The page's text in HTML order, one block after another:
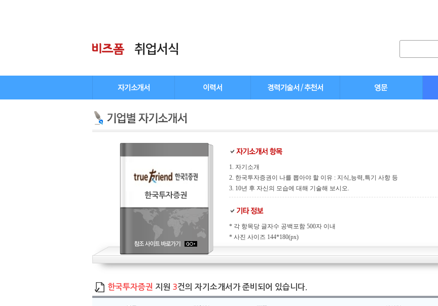
한국투자증권
1. 자기소개
2. 한국투자증권이 나를 뽑아야 할 이유 : 지식,능력,특기 사항 등
3. 10년 후 자신의 모습에 대해 기술해 보시오.
* 각 항목당 글자수 공백포함 500자 이내
* 사진 사이즈 144*180(px)
한국투자증권 지원 3건의 자기소개서가 준비되어 있습니다.